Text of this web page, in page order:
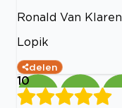
Ronald Van Klaren
Lopik
delen
10